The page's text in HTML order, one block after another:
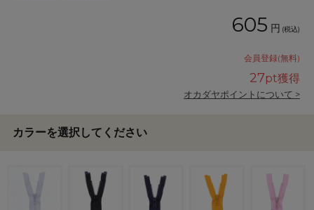
605 円 (税込)
会員登録(無料)
27pt獲得
オカダヤポイントについて >
カラーを選択してください